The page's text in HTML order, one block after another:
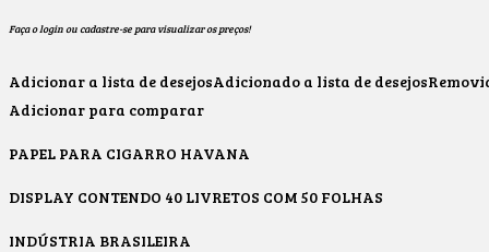
Faça o login ou cadastre-se para visualizar os preços!
Adicionar a lista de desejosAdicionado a lista de desejos
Adicionar para comparar
PAPEL PARA CIGARRO HAVANA
DISPLAY CONTENDO 40 LIVRETOS COM 50 FOLHAS
INDÚSTRIA BRASILEIRA